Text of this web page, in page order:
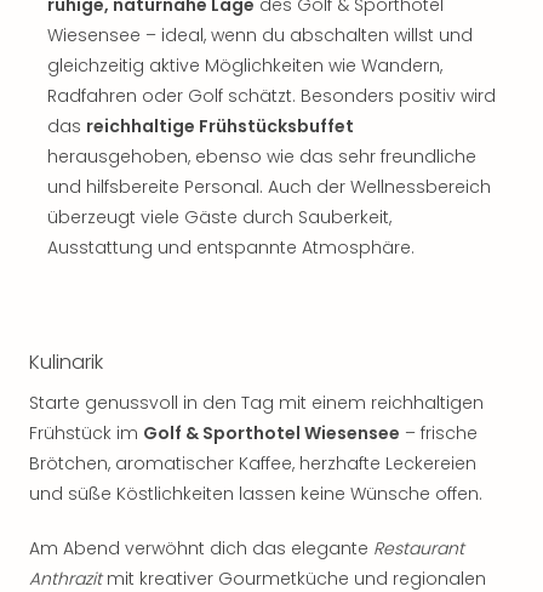
ruhige, naturnahe Lage des Golf & Sporthotel
Wiesensee – ideal, wenn du abschalten willst und
gleichzeitig aktive Möglichkeiten wie Wandern,
Radfahren oder Golf schätzt. Besonders positiv wird
das reichhaltige Frühstücksbuffet
herausgehoben, ebenso wie das sehr freundliche
und hilfsbereite Personal. Auch der Wellnessbereich
überzeugt viele Gäste durch Sauberkeit,
Ausstattung und entspannte Atmosphäre.
Kulinarik
Starte genussvoll in den Tag mit einem reichhaltigen
Frühstück im Golf & Sporthotel Wiesensee – frische
Brötchen, aromatischer Kaffee, herzhafte Leckereien
und süße Köstlichkeiten lassen keine Wünsche offen.
Am Abend verwöhnt dich das elegante Restaurant
Anthrazitmit kreativer Gourmetküche und regionalen